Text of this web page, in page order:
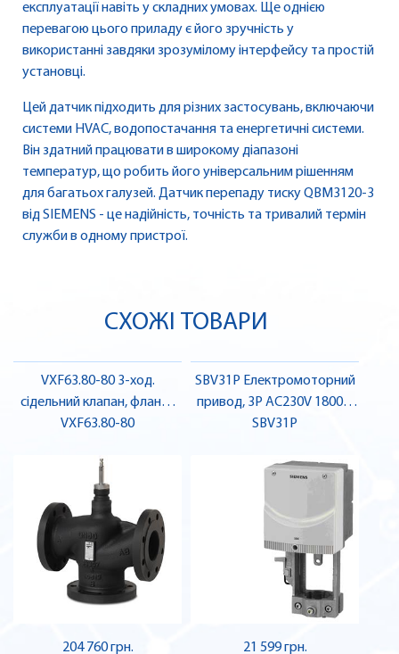
експлуатації навіть у складних умовах. Ще однією
перевагою цього приладу є його зручність у
використанні завдяки зрозумілому інтерфейсу та простій
установці.
Цей датчик підходить для різних застосувань, включаючи
системи HVAC, водопостачання та енергетичні системи.
Він здатний працювати в широкому діапазоні
температур, що робить його універсальним рішенням
для багатьох галузей. Датчик перепаду тиску QBM3120-3
від SIEMENS - це надійність, точність та тривалий термін
служби в одному пристрої.
СХОЖІ ТОВАРИ
VXF63.80-80 3-ход.
сідельний клапан, фланц.,
PN40, DN80, kvs 80 |
VXF63.80-80
204 760 грн.
SBV31P Електромоторний
привод, 3P AC230V 1800N
40mm | SIEMENS
SBV31P
21 599 грн.